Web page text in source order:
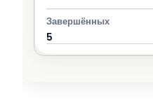
5